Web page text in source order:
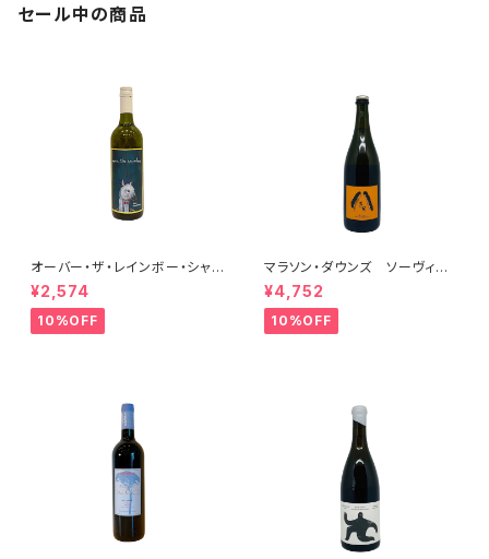
セール中の商品
オーバー・ザ・レインボー・シャル
ドネ(午) 2025
¥2,574
10%OFF
マラソン・ダウンズ ソーヴィニ
ヨン・ブラン ペティアンナチュ
ール 2022
¥4,752
10%OFF